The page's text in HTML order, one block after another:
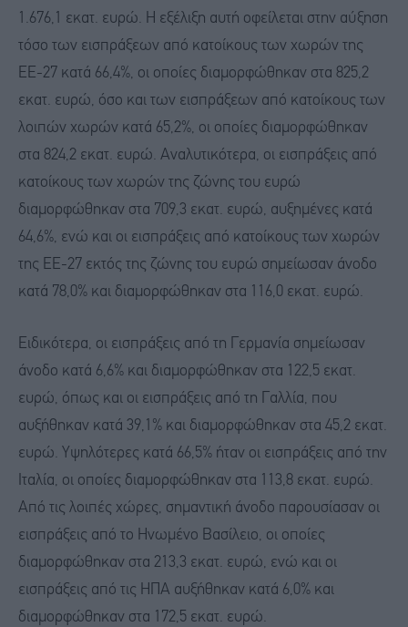
1.676,1 εκατ. ευρώ. Η εξέλιξη αυτή οφείλεται στην αύξηση
τόσο των εισπράξεων από κατοίκους των χωρών της
ΕΕ-27 κατά 66,4%, οι οποίες διαμορφώθηκαν στα 825,2
εκατ. ευρώ, όσο και των εισπράξεων από κατοίκους των
λοιπών χωρών κατά 65,2%, οι οποίες διαμορφώθηκαν
στα 824,2 εκατ. ευρώ. Αναλυτικότερα, οι εισπράξεις από
κατοίκους των χωρών της ζώνης του ευρώ
διαμορφώθηκαν στα 709,3 εκατ. ευρώ, αυξημένες κατά
64,6%, ενώ και οι εισπράξεις από κατοίκους των χωρών
της ΕΕ-27 εκτός της ζώνης του ευρώ σημείωσαν άνοδο
κατά 78,0% και διαμορφώθηκαν στα 116,0 εκατ. ευρώ.
Ειδικότερα, οι εισπράξεις από τη Γερμανία σημείωσαν
άνοδο κατά 6,6% και διαμορφώθηκαν στα 122,5 εκατ.
ευρώ, όπως και οι εισπράξεις από τη Γαλλία, που
αυξήθηκαν κατά 39,1% και διαμορφώθηκαν στα 45,2 εκατ.
ευρώ. Υψηλότερες κατά 66,5% ήταν οι εισπράξεις από την
Ιταλία, οι οποίες διαμορφώθηκαν στα 113,8 εκατ. ευρώ.
Από τις λοιπές χώρες, σημαντική άνοδο παρουσίασαν οι
εισπράξεις από το Ηνωμένο Βασίλειο, οι οποίες
διαμορφώθηκαν στα 213,3 εκατ. ευρώ, ενώ και οι
εισπράξεις από τις ΗΠΑ αυξήθηκαν κατά 6,0% και
διαμορφώθηκαν στα 172,5 εκατ. ευρώ.